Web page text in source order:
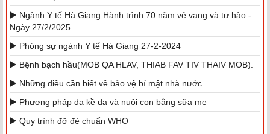
Ngành Y tế Hà Giang Hành trình 70 năm vẻ vang và tự hào -
Ngày 27/2/2025
Phóng sự ngành Y tế Hà Giang 27-2-2024
Bệnh bạch hầu(MOB QA HLAV, THIAB FAV TIV THAIV MOB).
Những điều cần biết về bảo vệ bí mật nhà nước
Phương pháp da kề da và nuôi con bằng sữa mẹ
Quy trình đỡ đẻ chuẩn WHO